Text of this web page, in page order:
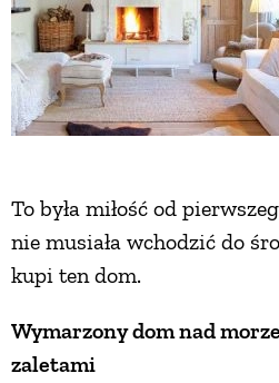
To była miłość od
nie musiała wchodzić do
kupi ten dom.
Wymarzony dom nad
zaletami
ZRÓB TO